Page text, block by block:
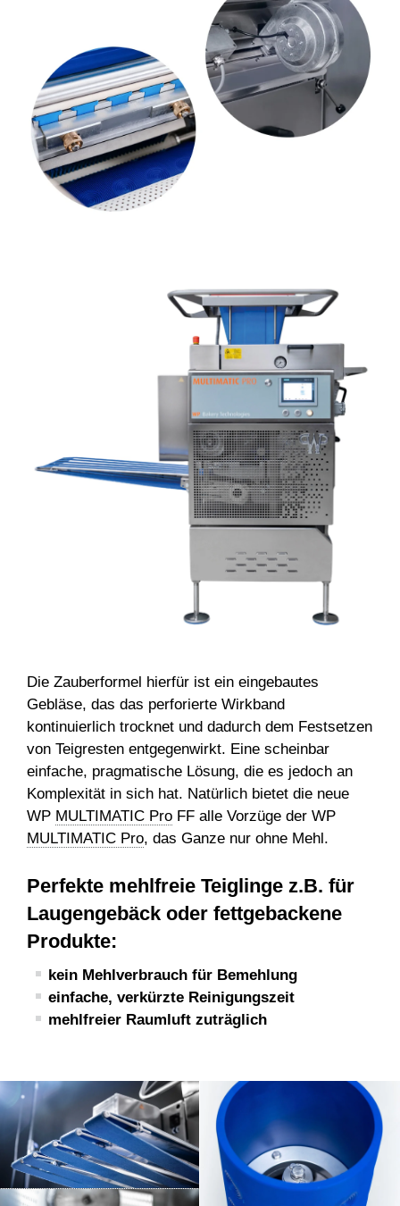
Die Zauberformel hierfür ist ein eingebautes
Gebläse, das das perforierte Wirkband
kontinuierlich trocknet und dadurch dem Festsetzen
von Teigresten entgegenwirkt. Eine scheinbar
einfache, pragmatische Lösung, die es jedoch an
Komplexität in sich hat. Natürlich bietet die neue
WP MULTIMATIC Pro FF alle Vorzüge der WP
MULTIMATIC Pro, das Ganze nur ohne Mehl.
Perfekte mehlfreie Teiglinge z.B. für
Laugengebäck oder fettgebackene
Produkte:
kein Mehlverbrauch für Bemehlung
einfache, verkürzte Reinigungszeit
mehlfreier Raumluft zuträglich